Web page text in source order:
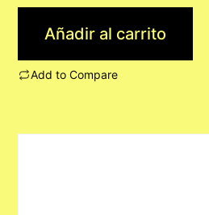
Añadir al carrito
Add to Compare